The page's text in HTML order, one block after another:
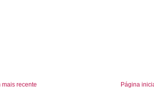
mais recente Página